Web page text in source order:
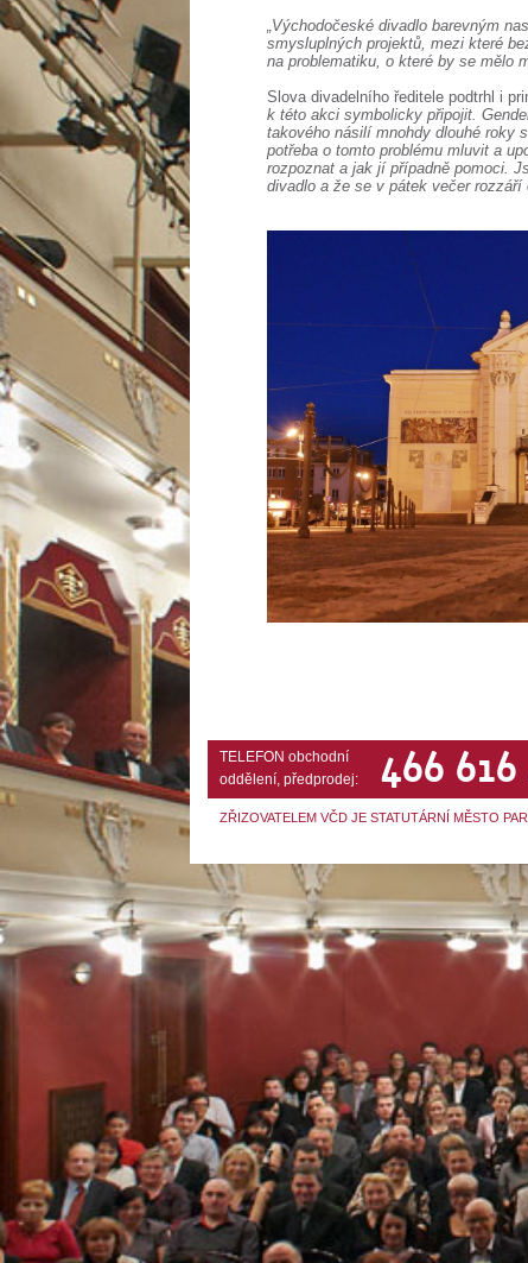
„Východočeské divadlo barevným
smysluplných projektů, mezi které
na problematiku, o které by se mělo
Slova divadelního ředitele podtrhl i
k této akci symbolicky připojit.
takového násilí mnohdy dlouhé roky
potřeba o tomto problému mluvit a
rozpoznat a jak jí případně pomoci.
divadlo a že se v pátek večer rozzáří
TELEFON obchodní
oddělení, předprodej:
466
ZŘIZOVATELEM VČD JE STATUTÁRNÍ MĚSTO